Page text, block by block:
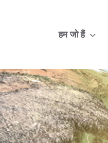
हम जो हैं